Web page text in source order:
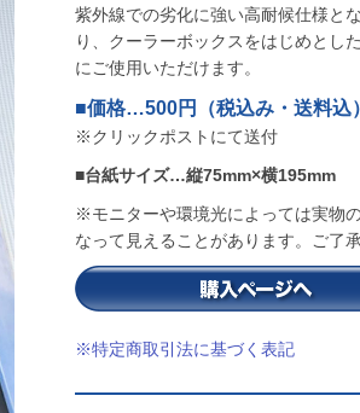
紫外線での劣化に強い高耐候仕様と
り、クーラーボックスをはじめとし
にご使用いただけます。
■価格…500円（税込み・送料込）
※クリックポストにて送付
■台紙サイズ…縦75mm×横195mm
※モニターや環境光によっては実物
なって見えることがあります。ご了承
※特定商取引法に基づく表記